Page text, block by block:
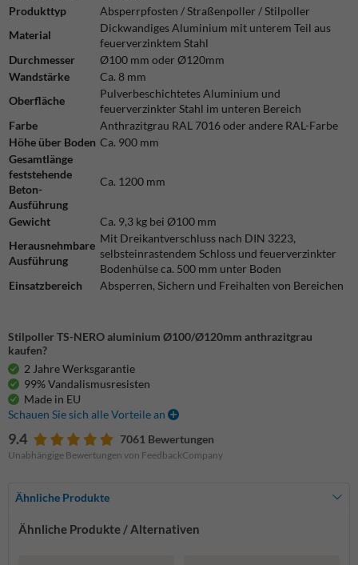
Produkttyp
Absperrpfosten / Straßenpoller / Stilpoller
Material
Dickwandiges Aluminium mit unterem Teil aus
feuerverzinktem Stahl
Durchmesser
Ø100 mm oder Ø120mm
Wandstärke
Ca. 8 mm
Oberfläche
Pulverbeschichtetes Aluminium und
feuerverzinkter Stahl im unteren Bereich
Farbe
Anthrazitgrau RAL 7016 oder andere RAL-Farbe
Höhe über Boden Ca. 900 mm
Gesamtlänge
feststehende
Beton-
Ausführung
Ca. 1200 mm
Gewicht
Ca. 9,3 kg bei Ø100 mm
Herausnehmbare
Ausführung
Mit Dreikantverschluss nach DIN 3223,
selbsteinrastendem Schloss und feuerverzinkter
Bodenhülse ca. 500 mm unter Boden
Einsatzbereich
Absperren, Sichern und Freihalten von Bereichen
Stilpoller TS-NERO aluminium Ø100/Ø120mm anthrazitgrau
kaufen?
2 Jahre Werksgarantie
99% Vandalismusresisten
Made in EU
Schauen Sie sich alle Vorteile an
9.4 7061 Bewertungen
Unabhängige Bewertungen von FeedbackCompany
Ähnliche Produkte
Ähnliche Produkte / Alternativen